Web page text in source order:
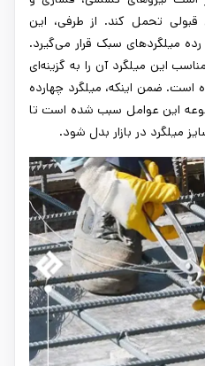
تحمل کند. از طرفی، این
میلگردهای سبک قرار می‌گیرد.
این میلگرد آن را به گزینه‌ای
ضمن اینکه، میلگرد چهارده
این عوامل سبب شده است تا
میلگرد در بازار بدل شود.